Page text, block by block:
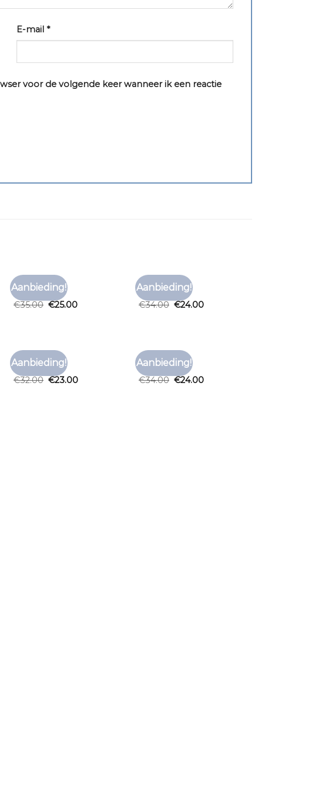
E-mail*
voor de volgende keer wanneer ik een reactie
Aanbieding!
TNO T SHIRT
tno t shirt
€35.00 €25.00
Aanbieding!
TNO T SHIRT
tno t shirt
€34.00 €24.00
Aanbieding!
TNO T SHIRT
tno t shirt
€32.00 €23.00
Aanbieding!
TNO T SHIRT
tno t shirt
€34.00 €24.00